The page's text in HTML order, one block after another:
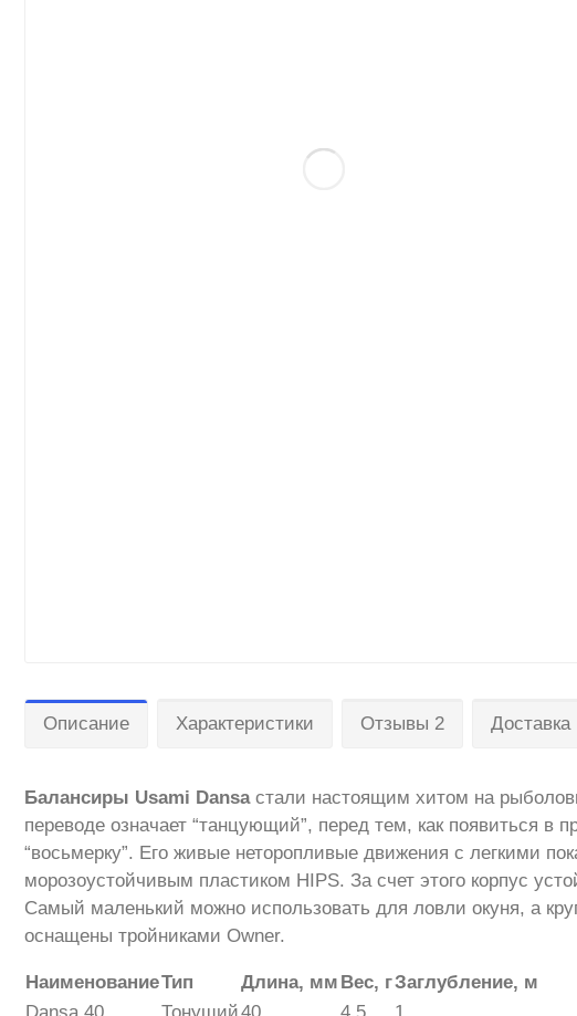
Описание Характеристики Отзывы 2 Доставка
Балансиры Usami Dansaстали настоящим хитом на
переводе означает “танцующий”, перед тем, как появиться
“восьмерку”. Его живые неторопливые движения с легкими
морозоустойчивым пластиком HIPS. За счет этого корпус
Самый маленький можно использовать для ловли окуня, а
оснащены тройниками Owner.
НаименованиеТип Длина, мм Вес, гЗаглубление, м